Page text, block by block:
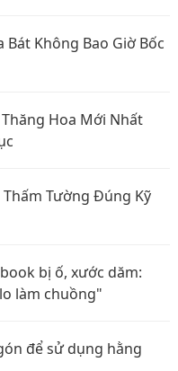
Bát Không Bao Giờ Bốc
Thăng Hoa Mới Nhất
Tường Đúng Kỹ
bị ố, xước dăm:
làm chuồng"
để sử dụng hằng